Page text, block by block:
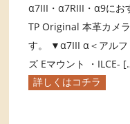
α7III・α7RIII・α9にお
TP Original 本革カメ
す。 ▼α7III α＜アルフ
ズ Eマウント ・ILCE-
詳しくはコチラ